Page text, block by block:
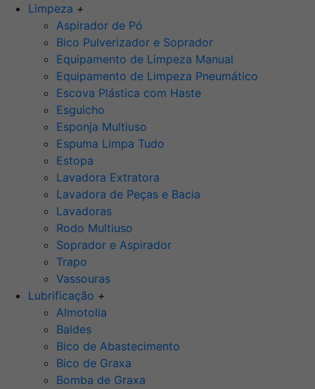
Limpeza +
Aspirador de Pó
Bico Pulverizador e Soprador
Equipamento de Limpeza Manual
Equipamento de Limpeza Pneumático
Escova Plástica com Haste
Esguicho
Esponja Multiuso
Espuma Limpa Tudo
Estopa
Lavadora Extratora
Lavadora de Peças e Bacia
Lavadoras
Rodo Multiuso
Soprador e Aspirador
Trapo
Vassouras
Lubrificação +
Almotolia
Baldes
Bico de Abastecimento
Bico de Graxa
Bomba de Graxa